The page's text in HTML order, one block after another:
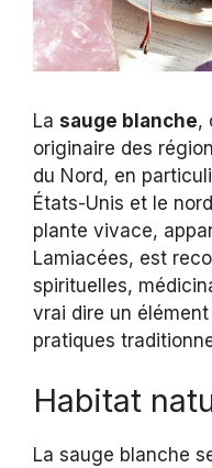
La sauge blanche,
originaire des
du Nord, en
États-Unis et le
plante vivace,
Lamiacées, est
spirituelles,
vrai dire un
pratiques
Habitat
La sauge blanche